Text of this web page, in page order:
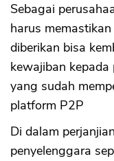
Sebagai
harus
diberikan bisa
kewajiban kepada
yang sudah
platform P2P
Di dalam
penyelenggara